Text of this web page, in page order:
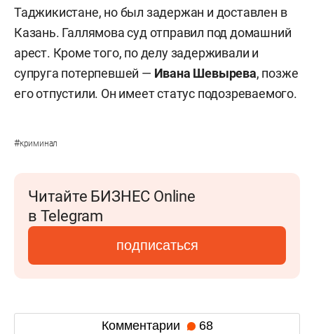
Таджикистане, но был задержан и доставлен в
Казань. Галлямова суд отправил под домашний
арест. Кроме того, по делу задерживали и
супруга потерпевшей — Ивана Шевырева, позже
его отпустили. Он имеет статус подозреваемого.
#криминал
Читайте БИЗНЕС Online
в Telegram
подписаться
Комментарии 68